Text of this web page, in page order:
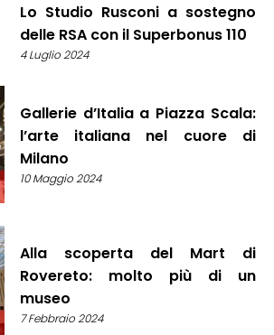
Lo Studio Rusconi a sostegno
delle RSA con il Superbonus 110
4 Luglio 2024
Gallerie d’Italia a Piazza Scala:
l’arte italiana nel cuore di
Milano
10 Maggio 2024
Alla scoperta del Mart di
Rovereto: molto più di un
museo
7 Febbraio 2024